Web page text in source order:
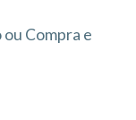
Compra e